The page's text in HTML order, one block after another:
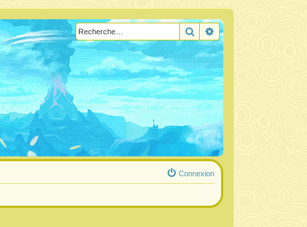
RechercherRecherche avancée
Connexion